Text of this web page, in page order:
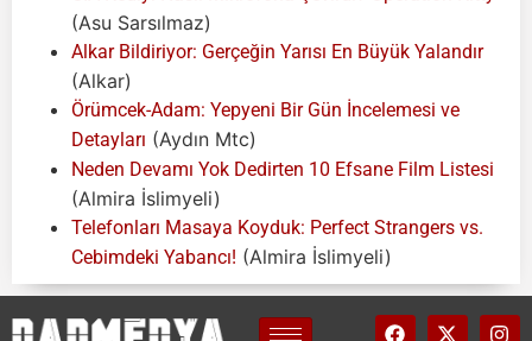
(Asu Sarsılmaz)
Alkar Bildiriyor: Gerçeğin Yarısı En Büyük Yalandır
(Alkar)
Örümcek-Adam: Yepyeni Bir Gün İncelemesi ve
Detayları (Aydın Mtc)
Neden Devamı Yok Dedirten 10 Efsane Film Listesi
(Almira İslimyeli)
Telefonları Masaya Koyduk: Perfect Strangers vs.
Cebimdeki Yabancı! (Almira İslimyeli)